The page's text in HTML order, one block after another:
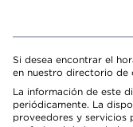
Si desea encontrar el
en nuestro directorio de
La información de este
periódicamente. La
proveedores y servicios